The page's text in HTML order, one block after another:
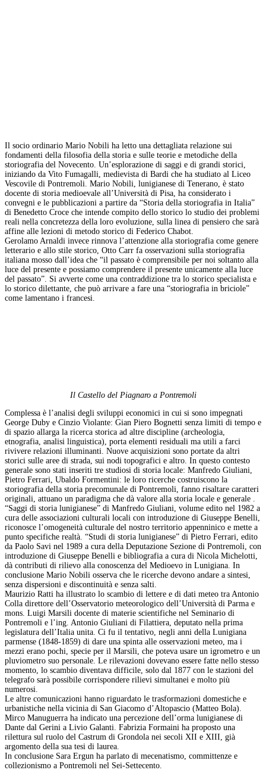
Il socio ordinario Mario Nobili ha letto una dettagliata relazione sui
fondamenti della filosofia della storia e sulle teorie e metodiche della
storiografia del Novecento. Un’esplorazione di saggi e di grandi storici,
iniziando da Vito Fumagalli, medievista di Bardi che ha studiato al Liceo
Vescovile di Pontremoli. Mario Nobili, lunigianese di Tenerano, è stato
docente di storia medioevale all’Università di Pisa, ha considerato i
convegni e le pubblicazioni a partire da “Storia della storiografia in Italia”
di Benedetto Croce che intende compito dello storico lo studio dei problemi
reali nella concretezza della loro evoluzione, sulla linea di pensiero che sarà
affine alle lezioni di metodo storico di Federico Chabot.
Gerolamo Arnaldi invece rinnova l’attenzione alla storiografia come genere
letterario e allo stile storico, Otto Carr fa osservazioni sulla storiografia
italiana mosso dall’idea che “il passato è comprensibile per noi soltanto alla
luce del presente e possiamo comprendere il presente unicamente alla luce
del passato”. Si avverte come una contraddizione tra lo storico specialista e
lo storico dilettante, che può arrivare a fare una “storiografia in briciole”
come lamentano i francesi.
Il Castello del Piagnaro a Pontremoli
Complessa è l’analisi degli sviluppi economici in cui si sono impegnati
George Duby e Cinzio Violante: Gian Piero Bognetti senza limiti di tempo e
di spazio allarga la ricerca storica ad altre discipline (archeologia,
etnografia, analisi linguistica), porta elementi residuali ma utili a farci
rivivere relazioni illuminanti. Nuove acquisizioni sono portate da altri
storici sulle aree di strada, sui nodi topografici e altro. In questo contesto
generale sono stati inseriti tre studiosi di storia locale: Manfredo Giuliani,
Pietro Ferrari, Ubaldo Formentini: le loro ricerche costruiscono la
storiografia della storia precomunale di Pontremoli, fanno risaltare caratteri
originali, attuano un paradigma che dà valore alla storia locale e generale .
“Saggi di storia lunigianese” di Manfredo Giuliani, volume edito nel 1982 a
cura delle associazioni culturali locali con introduzione di Giuseppe Benelli,
riconosce l’omogeneità culturale del nostro territorio appenninico e mette a
punto specifiche realtà. “Studi di storia lunigianese” di Pietro Ferrari, edito
da Paolo Savi nel 1989 a cura della Deputazione Sezione di Pontremoli, con
introduzione di Giuseppe Benelli e bibliografia a cura di Nicola Michelotti,
dà contributi di rilievo alla conoscenza del Medioevo in Lunigiana. In
conclusione Mario Nobili osserva che le ricerche devono andare a sintesi,
senza dispersioni e discontinuità e senza salti.
Maurizio Ratti ha illustrato lo scambio di lettere e di dati meteo tra Antonio
Colla direttore dell’Osservatorio meteorologico dell’Università di Parma e
mons. Luigi Marsili docente di materie scientifiche nel Seminario di
Pontremoli e l’ing. Antonio Giuliani di Filattiera, deputato nella prima
legislatura dell’Italia unita. Ci fu il tentativo, negli anni della Lunigiana
parmense (1848-1859) di dare una spinta alle osservazioni meteo, ma i
mezzi erano pochi, specie per il Marsili, che poteva usare un igrometro e un
pluviometro suo personale. Le rilevazioni dovevano essere fatte nello stesso
momento, lo scambio diventava difficile, solo dal 1877 con le stazioni del
telegrafo sarà possibile corrispondere rilievi simultanei e molto più
numerosi.
Le altre comunicazioni hanno riguardato le trasformazioni domestiche e
urbanistiche nella vicinia di San Giacomo d’Altopascio (Matteo Bola).
Mirco Manuguerra ha indicato una percezione dell’orma lunigianese di
Dante dal Gerini a Livio Galanti. Fabrizia Formaini ha proposto una
rilettura sul ruolo del Castrum di Grondola nei secoli XII e XIII, già
argomento della sua tesi di laurea.
In conclusione Sara Ergun ha parlato di mecenatismo, committenze e
collezionismo a Pontremoli nel Sei-Settecento.